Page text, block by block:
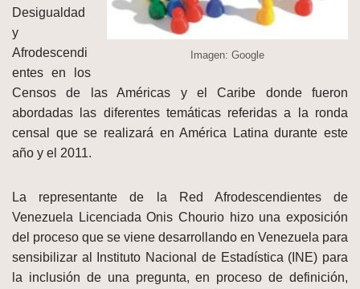
Imagen: Google
Desigualdad
y
Afrodescendi
entes en los
Censos de las Américas y el Caribe donde fueron
abordadas las diferentes temáticas referidas a la ronda
censal que se realizará en América Latina durante este
año y el 2011.
La representante de la Red Afrodescendientes de
Venezuela Licenciada Onis Chourio hizo una exposición
del proceso que se viene desarrollando en Venezuela para
sensibilizar al Instituto Nacional de Estadística (INE) para
la inclusión de una pregunta, en proceso de definición,